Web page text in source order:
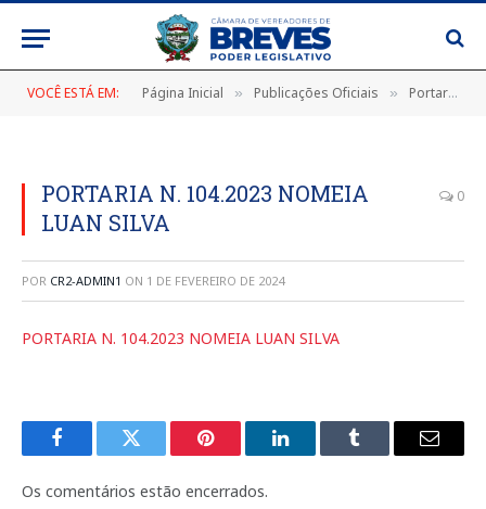
VOCÊ ESTÁ EM: Página Inicial » Publicações Oficiais » Portarias
PORTARIA N. 104.2023 NOMEIA
LUAN SILVA
0
POR CR2-ADMIN1 ON 1 DE FEVEREIRO DE 2024
PORTARIA N. 104.2023 NOMEIA LUAN SILVA
FacebookTwitter Pinterest LinkedInTumblr
E-
Os comentários estão encerrados.